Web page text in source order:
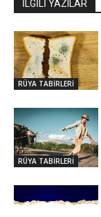
İLGİLİ YAZILAR
RÜYA TABİRLERİ
RÜYA TABİRLERİ